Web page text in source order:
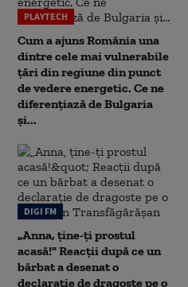
PLAYTECH
Cum a ajuns România una
dintre cele mai vulnerabile
țări din regiune din punct
de vedere energetic. Ce ne
diferențiază de Bulgaria
și...
DIGI FM
„Anna, ţine-ţi prostul
acasă!" Reacţii după ce un
bărbat a desenat o
declaraţie de dragoste pe o